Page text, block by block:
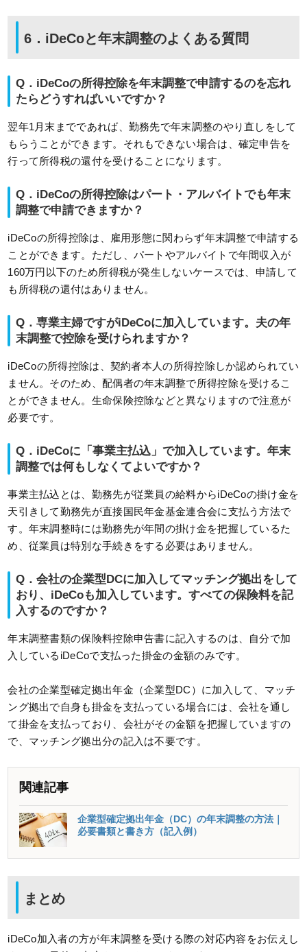
6．iDeCoと年末調整のよくある質問
Q．iDeCoの所得控除を年末調整で申請するのを忘れ
たらどうすればいいですか？
翌年1月末までであれば、勤務先で年末調整のやり直しをして
もらうことができます。それもできない場合は、確定申告を
行って所得税の還付を受けることになります。
Q．iDeCoの所得控除はパート・アルバイトでも年末
調整で申請できますか？
iDeCoの所得控除は、雇用形態に関わらず年末調整で申請する
ことができます。ただし、パートやアルバイトで年間収入が
160万円以下のため所得税が発生しないケースでは、申請して
も所得税の還付はありません。
Q．専業主婦ですがiDeCoに加入しています。夫の年
末調整で控除を受けられますか？
iDeCoの所得控除は、契約者本人の所得控除しか認められてい
ません。そのため、配偶者の年末調整で所得控除を受けるこ
とができません。生命保険控除などと異なりますので注意が
必要です。
Q．iDeCoに「事業主払込」で加入しています。年末
調整では何もしなくてよいですか？
事業主払込とは、勤務先が従業員の給料からiDeCoの掛け金を
天引きして勤務先が直接国民年金基金連合会に支払う方法で
す。年末調整時には勤務先が年間の掛け金を把握しているた
め、従業員は特別な手続きをする必要はありません。
Q．会社の企業型DCに加入してマッチング拠出をして
おり、iDeCoも加入しています。すべての保険料を記
入するのですか？
年末調整書類の保険料控除申告書に記入するのは、自分で加
入しているiDeCoで支払った掛金の金額のみです。
会社の企業型確定拠出年金（企業型DC）に加入して、マッチ
ング拠出で自身も掛金を支払っている場合には、会社を通し
て掛金を支払っており、会社がその金額を把握していますの
で、マッチング拠出分の記入は不要です。
関連記事
企業型確定拠出年金（DC）の年末調整の方法｜
必要書類と書き方（記入例）
まとめ
iDeCo加入者の方が年末調整を受ける際の対応内容をお伝えし